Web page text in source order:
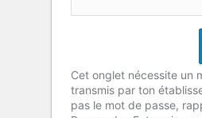
Cet onglet nécessite un
transmis par ton
pas le mot de passe,